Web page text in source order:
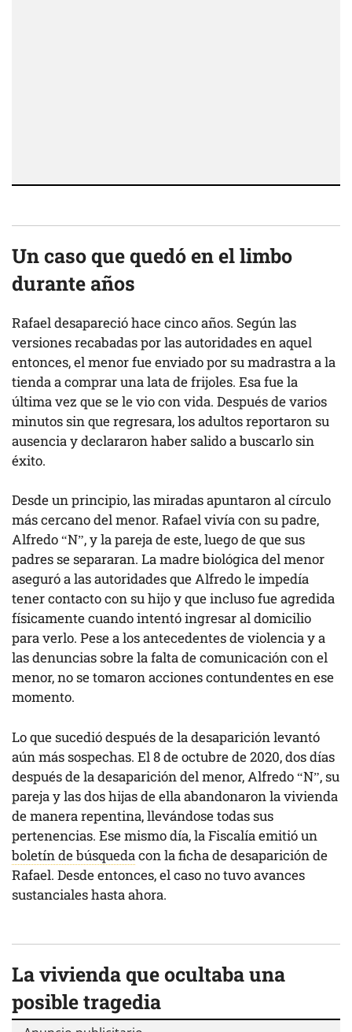
Un caso que quedó en el limbo
durante años
Rafael desapareció hace cinco años. Según las
versiones recabadas por las autoridades en aquel
entonces, el menor fue enviado por su madrastra a la
tienda a comprar una lata de frijoles. Esa fue la
última vez que se le vio con vida. Después de varios
minutos sin que regresara, los adultos reportaron su
ausencia y declararon haber salido a buscarlo sin
éxito.
Desde un principio, las miradas apuntaron al círculo
más cercano del menor. Rafael vivía con su padre,
Alfredo “N”, y la pareja de este, luego de que sus
padres se separaran. La madre biológica del menor
aseguró a las autoridades que Alfredo le impedía
tener contacto con su hijo y que incluso fue agredida
físicamente cuando intentó ingresar al domicilio
para verlo. Pese a los antecedentes de violencia y a
las denuncias sobre la falta de comunicación con el
menor, no se tomaron acciones contundentes en ese
momento.
Lo que sucedió después de la desaparición levantó
aún más sospechas. El 8 de octubre de 2020, dos días
después de la desaparición del menor, Alfredo “N”, su
pareja y las dos hijas de ella abandonaron la vivienda
de manera repentina, llevándose todas sus
pertenencias. Ese mismo día, la Fiscalía emitió un
boletín de búsqueda con la ficha de desaparición de
Rafael. Desde entonces, el caso no tuvo avances
sustanciales hasta ahora.
La vivienda que ocultaba una
posible tragedia